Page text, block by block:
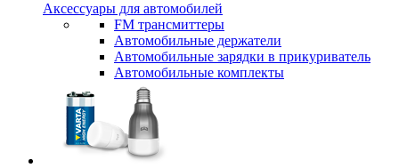
Аксессуары для автомобилей
FM трансмиттеры
Автомобильные держатели
Автомобильные зарядки в прикуриватель
Автомобильные комплекты